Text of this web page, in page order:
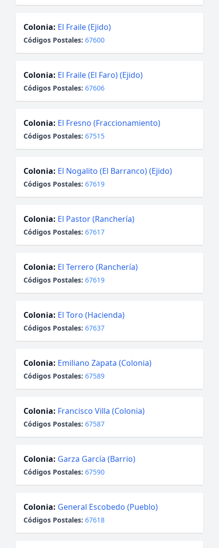
Colonia: El Fraile (Ejido)
Códigos Postales: 67600
Colonia: El Fraile (El Faro) (Ejido)
Códigos Postales: 67606
Colonia: El Fresno (Fraccionamiento)
Códigos Postales: 67515
Colonia: El Nogalito (El Barranco) (Ejido)
Códigos Postales: 67619
Colonia: El Pastor (Ranchería)
Códigos Postales: 67617
Colonia: El Terrero (Ranchería)
Códigos Postales: 67619
Colonia: El Toro (Hacienda)
Códigos Postales: 67637
Colonia: Emiliano Zapata (Colonia)
Códigos Postales: 67589
Colonia: Francisco Villa (Colonia)
Códigos Postales: 67587
Colonia: Garza García (Barrio)
Códigos Postales: 67590
Colonia: General Escobedo (Pueblo)
Códigos Postales: 67618